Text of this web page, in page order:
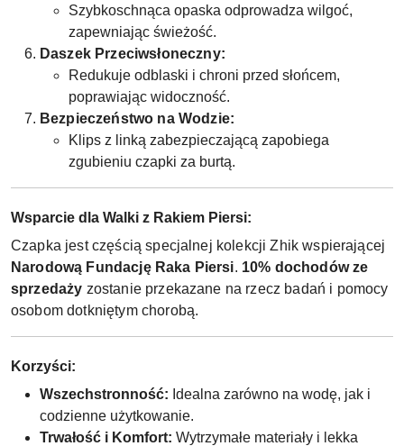
Szybkoschnąca opaska odprowadza wilgoć,
zapewniając świeżość.
Daszek Przeciwsłoneczny:
Redukuje odblaski i chroni przed słońcem,
poprawiając widoczność.
Bezpieczeństwo na Wodzie:
Klips z linką zabezpieczającą zapobiega
zgubieniu czapki za burtą.
Wsparcie dla Walki z Rakiem Piersi:
Czapka jest częścią specjalnej kolekcji Zhik wspierającej
Narodową Fundację Raka Piersi. 10% dochodów ze
sprzedaży zostanie przekazane na rzecz badań i pomocy
osobom dotkniętym chorobą.
Korzyści:
Wszechstronność: Idealna zarówno na wodę, jak i
codzienne użytkowanie.
Trwałość i Komfort: Wytrzymałe materiały i lekka